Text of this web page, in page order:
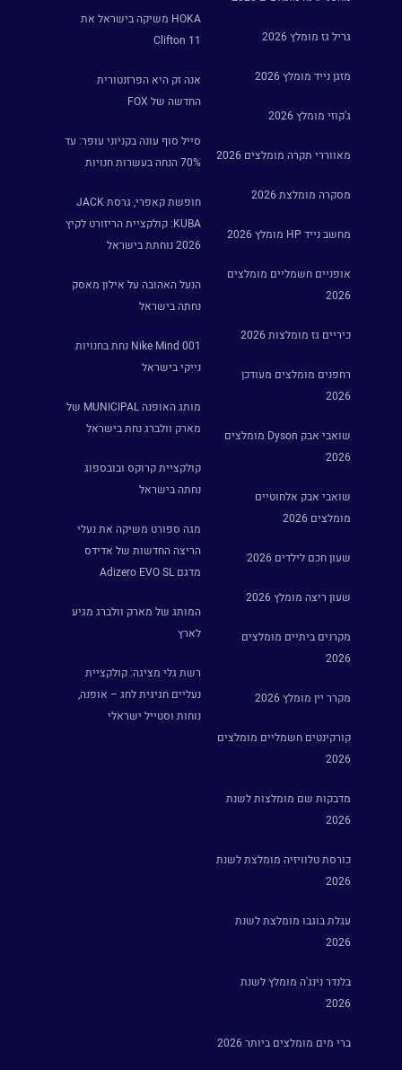
גריל גז מומלץ 2026
מזגן נייד מומלץ 2026
ג'קוזי מומלץ 2026
מאווררי תקרה מומלצים 2026
מסקרה מומלצת 2026
מחשב נייד HP מומלץ 2026
אופניים חשמליים מומלצים
2026
כיריים גז מומלצות 2026
רחפנים מומלצים מעודכן
2026
שואבי אבק Dyson מומלצים
2026
שואבי אבק אלחוטיים
מומלצים 2026
שעון חכם לילדים 2026
שעון ריצה מומלץ 2026
מקרנים ביתיים מומלצים
2026
מקרר יין מומלץ 2026
קורקינטים חשמליים מומלצים
2026
מדבקות שם מומלצות לשנת
2026
כורסת טלוויזיה מומלצת לשנת
2026
עגלת בוגבו מומלצת לשנת
2026
בלנדר נינג'ה מומלץ לשנת
2026
ברי מים מומלצים ביותר 2026
HOKA משיקה בישראל את
Clifton 11
אנה זק היא הפרזנטורית
החדשה של FOX
סייל סוף עונה בקניוני עופר: עד
70% הנחה בעשרות חנויות
חופשת קאפרי, גרסת JACK
KUBA: קולקציית הריזורט לקיץ
2026 נוחתת בישראל
הנעל האהובה על אילון מאסק
נחתה בישראל
Nike Mind 001 נחת בחנויות
נייקי בישראל
מותג האופנה MUNICIPAL של
מארק וולברג נחת בישראל
קולקציית קרוקס ובובספוג
נחתה בישראל
מגה ספורט משיקה את נעלי
הריצה החדשות של אדידס
מדגם Adizero EVO SL
המותג של מארק וולברג מגיע
לארץ
רשת גלי מציגה: קולקציית
נעליים חגיגית לחג – אופנה,
נוחות וסטייל ישראלי